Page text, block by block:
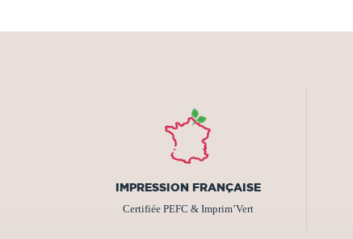
IMPRESSION FRANÇAISE
Certifiée PEFC & Imprim’Vert